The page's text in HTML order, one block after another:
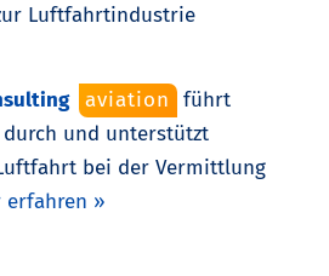
Luftfahrtindustrie
aviation führt
und unterstützt
bei der Vermittlung
erfahren »